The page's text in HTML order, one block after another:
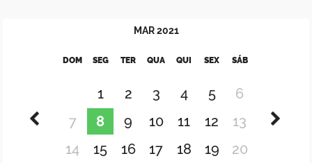
MAR 2021
DOM SEG TER QUA QUI SEX SÁB
1 2 3 4 5
6
7
8 9 10 11 12
13
14
15 16 17 18 19
20